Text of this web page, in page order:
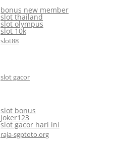
bonus new member
slot thailand
slot olympus
slot 10k
slot88
slot gacor
slot bonus
joker123
slot gacor hari ini
raja-sgptoto.org